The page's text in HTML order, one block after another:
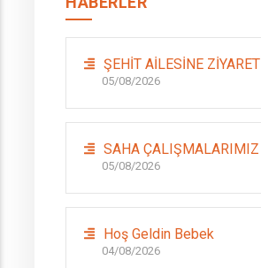
ŞEHİT AİLESİNE ZİYARET
05/08/2026
SAHA ÇALIŞMALARIMIZ
05/08/2026
Hoş Geldin Bebek
04/08/2026